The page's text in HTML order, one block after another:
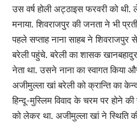
उस वर्ष होली अट्ठाइस फरवरी को थी.
मनाया. शिवराजपुर की जनता ने भी
पहले सप्ताह नाना साहब ने शिवराजपुर
बरेली पहुंचे. बरेली का शासक
नेता था. उसने नाना का स्वागत किया
अजीमुल्ला खां बरेली को क्रान्ति का
हिन्दू-मुस्लिम विवाद के चरम पर होने
को लेकर था. अजीमुल्ला खां ने स्थिति